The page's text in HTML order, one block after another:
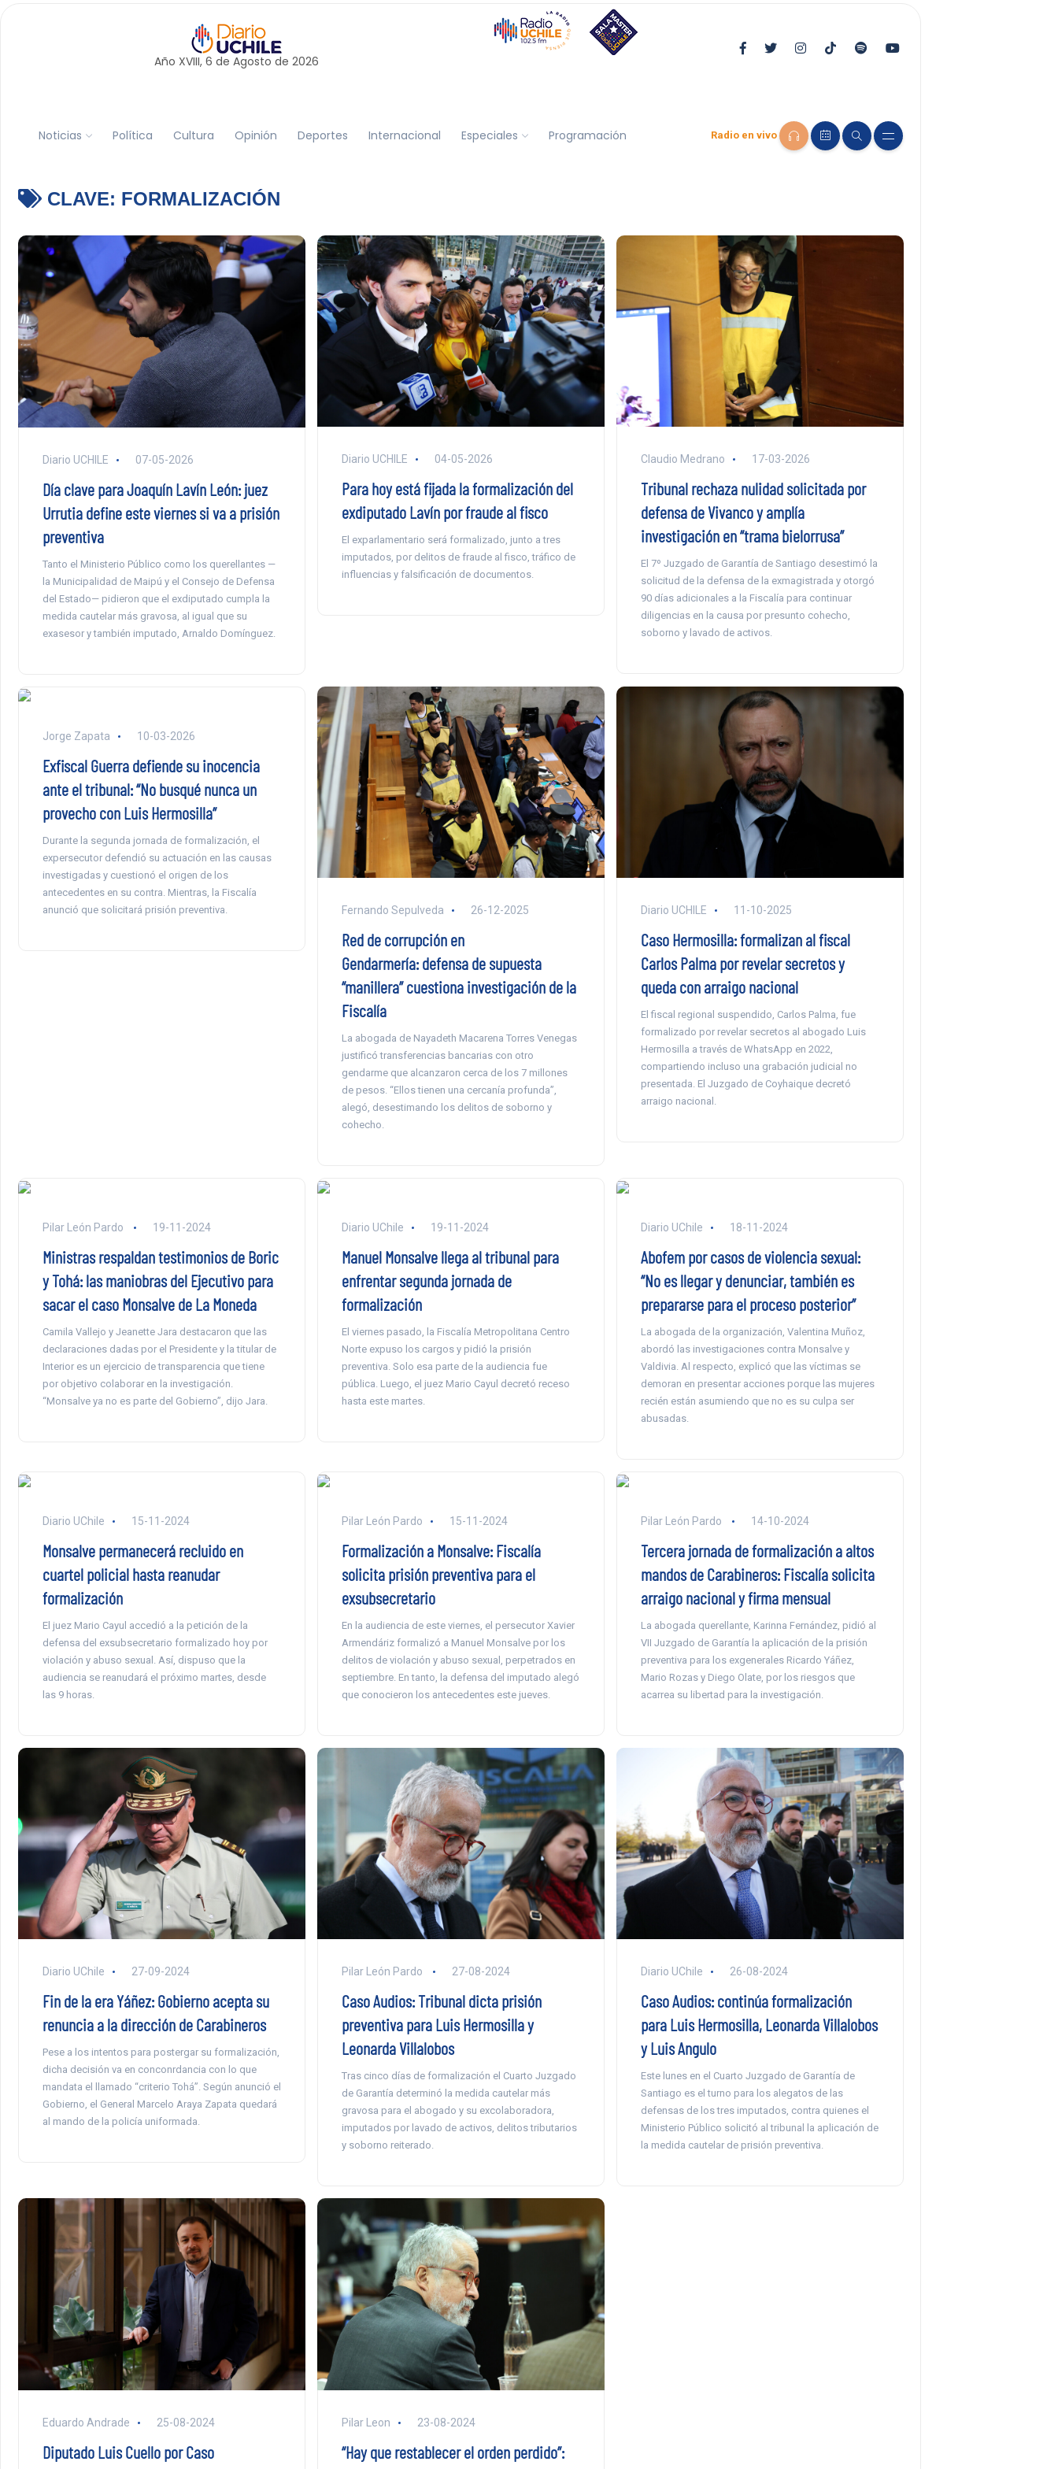
Año XVIII, 6 de Agosto de 2026
Noticias Política Cultura Opinión Deportes Internacional Especiales Programación Radio en vivo
CLAVE: FORMALIZACIÓN
Diario UCHILE 07-05-2026
Día clave para Joaquín Lavín León: juez
Urrutia define este viernes si va a prisión
preventiva
Tanto el Ministerio Público como los querellantes —
la Municipalidad de Maipú y el Consejo de Defensa
del Estado— pidieron que el exdiputado cumpla la
medida cautelar más gravosa, al igual que su
exasesor y también imputado, Arnaldo Domínguez.
Diario UCHILE 04-05-2026
Para hoy está fijada la formalización del
exdiputado Lavín por fraude al fisco
El exparlamentario será formalizado, junto a tres
imputados, por delitos de fraude al fisco, tráfico de
influencias y falsificación de documentos.
Claudio Medrano 17-03-2026
Tribunal rechaza nulidad solicitada por
defensa de Vivanco y amplía
investigación en “trama bielorrusa”
El 7º Juzgado de Garantía de Santiago desestimó la
solicitud de la defensa de la exmagistrada y otorgó
90 días adicionales a la Fiscalía para continuar
diligencias en la causa por presunto cohecho,
soborno y lavado de activos.
Jorge Zapata 10-03-2026
Exfiscal Guerra defiende su inocencia
ante el tribunal: “No busqué nunca un
provecho con Luis Hermosilla”
Durante la segunda jornada de formalización, el
expersecutor defendió su actuación en las causas
investigadas y cuestionó el origen de los
antecedentes en su contra. Mientras, la Fiscalía
anunció que solicitará prisión preventiva.
Fernando Sepulveda 26-12-2025
Red de corrupción en
Gendarmería: defensa de supuesta
“manillera” cuestiona investigación de la
Fiscalía
La abogada de Nayadeth Macarena Torres Venegas
justificó transferencias bancarias con otro
gendarme que alcanzaron cerca de los 7 millones
de pesos. “Ellos tienen una cercanía profunda”,
alegó, desestimando los delitos de soborno y
cohecho.
Diario UCHILE 11-10-2025
Caso Hermosilla: formalizan al fiscal
Carlos Palma por revelar secretos y
queda con arraigo nacional
El fiscal regional suspendido, Carlos Palma, fue
formalizado por revelar secretos al abogado Luis
Hermosilla a través de WhatsApp en 2022,
compartiendo incluso una grabación judicial no
presentada. El Juzgado de Coyhaique decretó
arraigo nacional.
Pilar León Pardo 19-11-2024
Ministras respaldan testimonios de Boric
y Tohá: las maniobras del Ejecutivo para
sacar el caso Monsalve de La Moneda
Camila Vallejo y Jeanette Jara destacaron que las
declaraciones dadas por el Presidente y la titular de
Interior es un ejercicio de transparencia que tiene
por objetivo colaborar en la investigación.
“Monsalve ya no es parte del Gobierno”, dijo Jara.
Diario UChile 19-11-2024
Manuel Monsalve llega al tribunal para
enfrentar segunda jornada de
formalización
El viernes pasado, la Fiscalía Metropolitana Centro
Norte expuso los cargos y pidió la prisión
preventiva. Solo esa parte de la audiencia fue
pública. Luego, el juez Mario Cayul decretó receso
hasta este martes.
Diario UChile 18-11-2024
Abofem por casos de violencia sexual:
“No es llegar y denunciar, también es
prepararse para el proceso posterior”
La abogada de la organización, Valentina Muñoz,
abordó las investigaciones contra Monsalve y
Valdivia. Al respecto, explicó que las víctimas se
demoran en presentar acciones porque las mujeres
recién están asumiendo que no es su culpa ser
abusadas.
Diario UChile 15-11-2024
Monsalve permanecerá recluido en
cuartel policial hasta reanudar
formalización
El juez Mario Cayul accedió a la petición de la
defensa del exsubsecretario formalizado hoy por
violación y abuso sexual. Así, dispuso que la
audiencia se reanudará el próximo martes, desde
las 9 horas.
Pilar León Pardo 15-11-2024
Formalización a Monsalve: Fiscalía
solicita prisión preventiva para el
exsubsecretario
En la audiencia de este viernes, el persecutor Xavier
Armendáriz formalizó a Manuel Monsalve por los
delitos de violación y abuso sexual, perpetrados en
septiembre. En tanto, la defensa del imputado alegó
que conocieron los antecedentes este jueves.
Pilar León Pardo 14-10-2024
Tercera jornada de formalización a altos
mandos de Carabineros: Fiscalía solicita
arraigo nacional y firma mensual
La abogada querellante, Karinna Fernández, pidió al
VII Juzgado de Garantía la aplicación de la prisión
preventiva para los exgenerales Ricardo Yáñez,
Mario Rozas y Diego Olate, por los riesgos que
acarrea su libertad para la investigación.
Diario UChile 27-09-2024
Fin de la era Yáñez: Gobierno acepta su
renuncia a la dirección de Carabineros
Pese a los intentos para postergar su formalización,
dicha decisión va en conconrdancia con lo que
mandata el llamado “criterio Tohá”. Según anunció el
Gobierno, el General Marcelo Araya Zapata quedará
al mando de la policía uniformada.
Pilar León Pardo 27-08-2024
Caso Audios: Tribunal dicta prisión
preventiva para Luis Hermosilla y
Leonarda Villalobos
Tras cinco días de formalización el Cuarto Juzgado
de Garantía determinó la medida cautelar más
gravosa para el abogado y su excolaboradora,
imputados por lavado de activos, delitos tributarios
y soborno reiterado.
Diario UChile 26-08-2024
Caso Audios: continúa formalización
para Luis Hermosilla, Leonarda Villalobos
y Luis Angulo
Este lunes en el Cuarto Juzgado de Garantía de
Santiago es el turno para los alegatos de las
defensas de los tres imputados, contra quienes el
Ministerio Público solicitó al tribunal la aplicación de
la medida cautelar de prisión preventiva.
Eduardo Andrade 25-08-2024
Diputado Luis Cuello por Caso
Pilar Leon 23-08-2024
“Hay que restablecer el orden perdido”: